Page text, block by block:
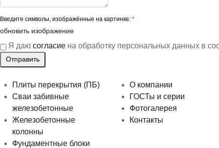
Введите символы, изображённые на картинке: *
обновить изображение
Я даю согласие на обработку персональных данных в
Плиты перекрытия (ПБ)
Сваи забивные
железобетонные
Железобетонные
колонны
Фундаментные блоки
О компании
ГОСТы и серии
Фотогалерея
Контакты